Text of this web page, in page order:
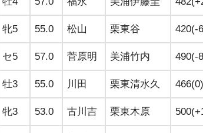
牝5 55.0 松山 栗東谷 420(-
セ5 57.0 菅原明 美浦竹内 490(-
牡3 55.0 川田 栗東清水久 466(0)
牝3 53.0 古川吉 栗東木原